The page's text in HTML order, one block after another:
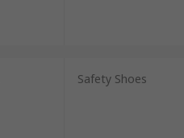
Safety Shoes